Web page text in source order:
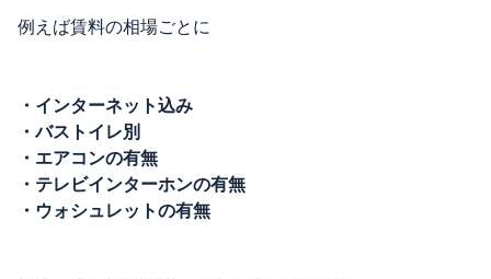
例えば賃料の相場ごとに
・インターネット込み
・バストイレ別
・エアコンの有無
・テレビインターホンの有無
・ウォシュレットの有無